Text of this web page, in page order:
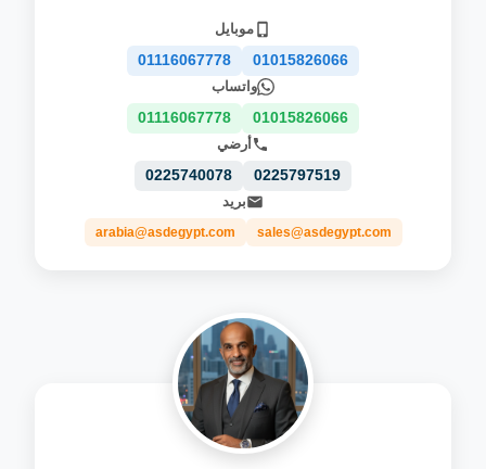
موبايل
01015826066
01116067778
واتساب
01015826066
01116067778
أرضي
0225797519
0225740078
بريد
sales@asdegypt.com
arabia@asdegypt.com